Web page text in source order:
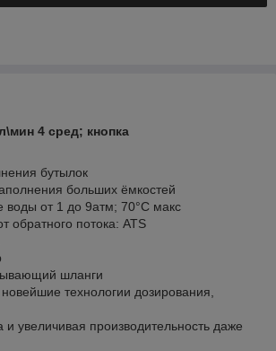
4 сред; кнопка
бутылок
больших ёмкостей
воды от 1 до 9атм; 70°C макс
обратного потока: ATS
шланги
технологии дозирования,
и увеличивая производительность даже